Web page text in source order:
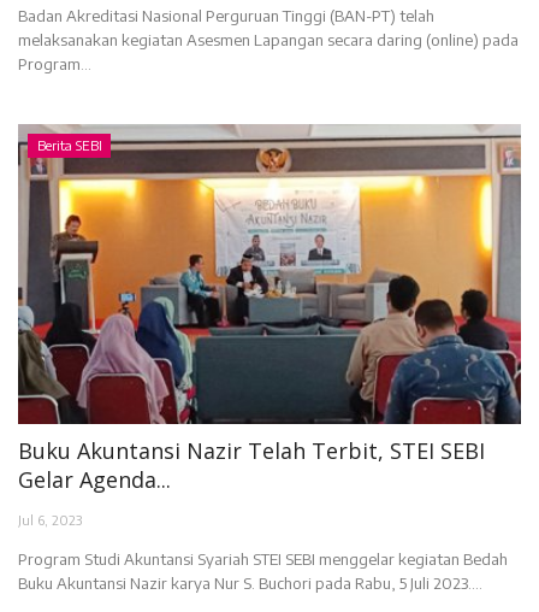
Badan Akreditasi Nasional Perguruan Tinggi (BAN-PT) telah
melaksanakan kegiatan Asesmen Lapangan secara daring (online) pada
Program...
Berita SEBI
Buku Akuntansi Nazir Telah Terbit, STEI SEBI
Gelar Agenda...
Jul 6, 2023
Program Studi Akuntansi Syariah STEI SEBI menggelar kegiatan Bedah
Buku Akuntansi Nazir karya Nur S. Buchori pada Rabu, 5 Juli 2023....